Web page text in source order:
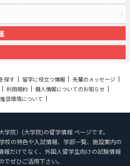
探す 留学に役立つ情報
先輩のメッセージ
利用規約
個人情報についてのお知らせ
推奨環境について
院）(大学院)の留学情報 ページです。
校の特色や入試情報、学部一覧、施設案内の
報だけでなく、外国人留学生向けの試験情報
ぜひご活用下さい。